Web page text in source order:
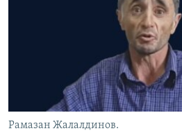
Басқа тілдерде
Рамазан Жалалдинов.